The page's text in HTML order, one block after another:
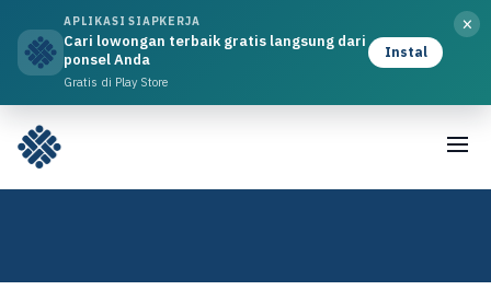
×
APLIKASI SIAPKERJA
Cari lowongan terbaik gratis langsung dari
ponsel Anda
Gratis di Play Store
Instal